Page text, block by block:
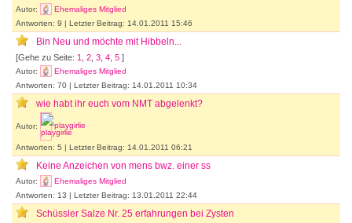
Autor:
Ehemaliges Mitglied
Antworten: 9 | Letzter Beitrag: 14.01.2011 15:46
Bin Neu und möchte mit Hibbeln...
[Gehe zu Seite: 1 2 3 4 5 ]
Autor:
Ehemaliges Mitglied
Antworten: 70 | Letzter Beitrag: 14.01.2011 10:34
wie habt ihr euch vom NMT abgelenkt?
Autor: playgirlie
Antworten: 5 | Letzter Beitrag: 14.01.2011 06:21
Keine Anzeichen von mens bwz. einer ss
Autor:
Ehemaliges Mitglied
Antworten: 13 | Letzter Beitrag: 13.01.2011 22:44
Schüssler Salze Nr. 25 erfahrungen bei Zysten